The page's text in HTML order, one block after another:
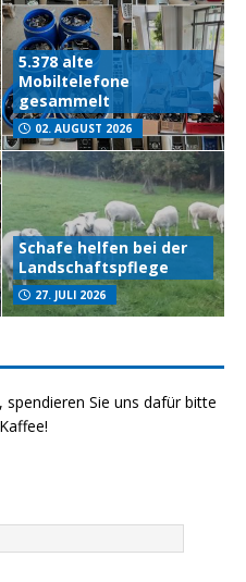
5.378 alte
Mobiltelefone
gesammelt
02. AUGUST 2026
Schafe helfen bei der
Landschaftspflege
27. JULI 2026
Sie uns dafür bitte